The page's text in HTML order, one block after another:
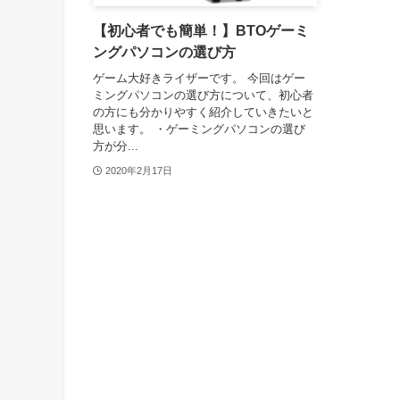
【初心者でも簡単！】BTOゲーミ
ングパソコンの選び方
ゲーム大好きライザーです。 今回はゲー
ミングパソコンの選び方について、初心者
の方にも分かりやすく紹介していきたいと
思います。 ・ゲーミングパソコンの選び
方が分...
2020年2月17日